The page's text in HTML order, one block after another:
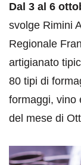
Dal 3 al 6
svolge Rimini
Regionale
artigianato
80 tipi di
formaggi, vino
del mese di